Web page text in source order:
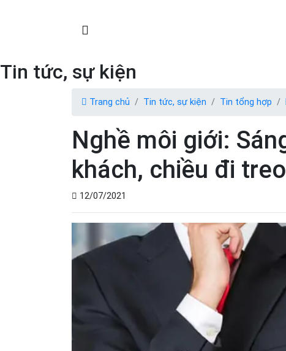
Tin tức, sự kiện
Trang chủ Tin tức, sự kiện Tin tổng hợp
Nghề môi giới:
khách, chiều đi
12/07/2021